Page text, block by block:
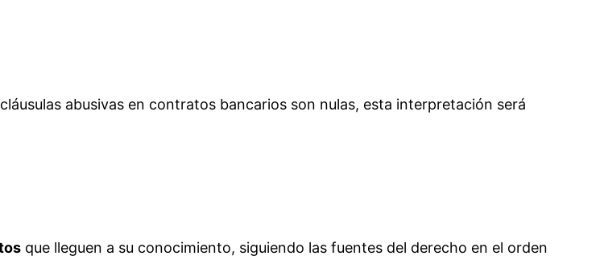
abusivas en contratos bancarios son nulas, esta interpretación será
que lleguen a su conocimiento, siguiendo las fuentes del derecho en el orden